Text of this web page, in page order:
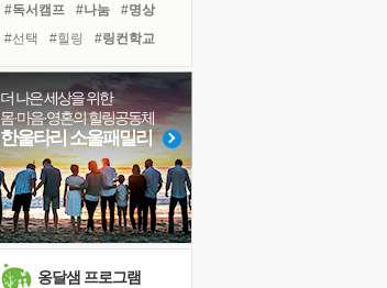
극심한 변비, 어깨결림, 수면 장애
보고 싶은 어머니
유년 시절의 부산 영도 바다
못된 꼰대들
거울 속의 나
희망이란
'모른다'는 것
#독서캠프
#나눔
#명상
#선택
#힐링
#링컨학교
#건강
#극복
#리더
#독서
#삶
#면역력
#비전캠프
#경험
#위기
#사람
#계획 #희망
더 나은 세상을 위한
몸·마음·영혼의 힐링공동체
한울타리 소울패밀리
옹달샘 프로그램